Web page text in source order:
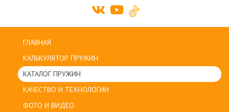
ГЛАВНАЯ
КАЛЬКУЛЯТОР ПРУЖИН
КАТАЛОГ ПРУЖИН
КАЧЕСТВО И ТЕХНОЛОГИИ
ФОТО И ВИДЕО